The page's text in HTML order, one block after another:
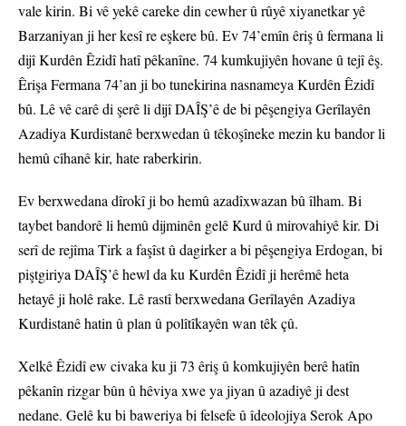
vale kirin. Bi vê yekê careke din cewher û rûyê xiyanetkar yê
Barzaniyan ji her kesî re eşkere bû. Ev 74’emîn êriş û fermana li
dijî Kurdên Êzidî hatî pêkanîne. 74 kumkujiyên hovane û tejî êş.
Êrişa Fermana 74’an ji bo tunekirina nasnameya Kurdên Êzidî
bû. Lê vê carê di şerê li dijî DAÎŞ’ê de bi pêşengiya Gerîlayên
Azadiya Kurdistanê berxwedan û têkoşîneke mezin ku bandor li
hemû cîhanê kir, hate raberkirin.
Ev berxwedana dîrokî ji bo hemû azadîxwazan bû îlham. Bi
taybet bandorê li hemû dijminên gelê Kurd û mirovahiyê kir. Di
serî de rejîma Tirk a faşîst û dagirker a bi pêşengiya Erdogan, bi
piştgiriya DAÎŞ’ê hewl da ku Kurdên Êzidî ji herêmê heta
hetayê ji holê rake. Lê rastî berxwedana Gerîlayên Azadiya
Kurdistanê hatin û plan û polîtîkayên wan têk çû.
Xelkê Êzidî ew civaka ku ji 73 êriş û komkujiyên berê hatîn
pêkanîn rizgar bûn û hêviya xwe ya jiyan û azadiyê ji dest
nedane. Gelê ku bi baweriya bi felsefe û îdeolojiya Serok Apo